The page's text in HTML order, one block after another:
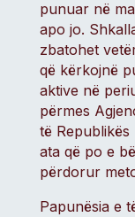
punuar në
apo jo.
zbatohet
që kërkojnë
aktive në
përmes
të
ata që po e
përdorur
Papunësia e